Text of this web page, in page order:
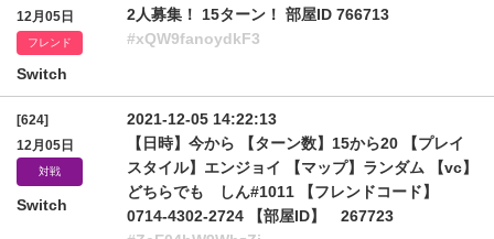
12月05日
フレンド
Switch
2人募集！ 15ターン！ 部屋ID 766713
#xQW9fanoydkF3
[624]
12月05日
対戦
Switch
2021-12-05 14:22:13
【日時】今から 【ターン数】15から20 【プレイ
スタイル】エンジョイ 【マップ】ランダム 【vc】
どちらでも しん#1011 【フレンドコード】
0714-4302-2724 【部屋ID】 267723